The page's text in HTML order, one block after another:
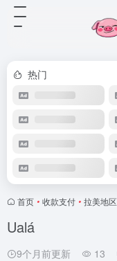
热门
首页 • 收款支付 • 拉美地区
Ualá
9个月前更新 13